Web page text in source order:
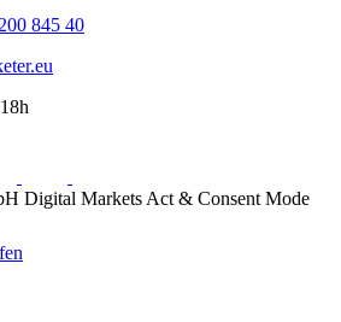
845 40
Digital Markets Act & Consent Mode